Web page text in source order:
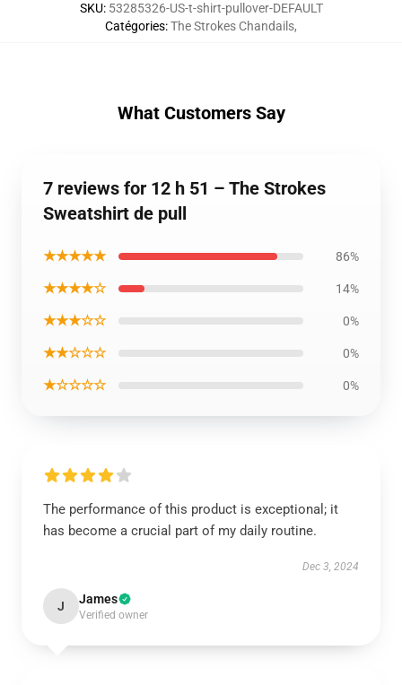
SKU: 53285326-US-t-shirt-pullover-DEFAULT
Catégories:The Strokes Chandails,
What Customers Say
7 reviews for 12 h 51 – The Strokes
Sweatshirt de pull
★★★★★ 86%
★★★★☆ 14%
★★★☆☆ 0%
★★☆☆☆ 0%
★☆☆☆☆ 0%
The performance of this product is exceptional; it
has become a crucial part of my daily routine.
Dec 3, 2024
J James
Verified owner